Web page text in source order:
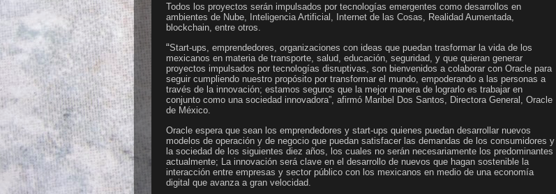
Todos los proyectos serán impulsados por tecnologías emergentes como desarrollos en
ambientes de Nube, Inteligencia Artificial, Internet de las Cosas, Realidad Aumentada,
blockchain, entre otros.
“Start-ups, emprendedores, organizaciones con ideas que puedan trasformar la vida de los
mexicanos en materia de transporte, salud, educación, seguridad, y que quieran generar
proyectos impulsados por tecnologías disruptivas, son bienvenidos a colaborar con Oracle para
seguir cumpliendo nuestro propósito por transformar el mundo, empoderando a las personas a
través de la innovación; estamos seguros que la mejor manera de lograrlo es trabajar en
conjunto como una sociedad innovadora”, afirmó Maribel Dos Santos, Directora General, Oracle
de México.
Oracle espera que sean los emprendedores y start-ups quienes puedan desarrollar nuevos
modelos de operación y de negocio que puedan satisfacer las demandas de los consumidores y
la sociedad de los siguientes diez años, los cuales no serán necesariamente los predominantes
actualmente; La innovación será clave en el desarrollo de nuevos que hagan sostenible la
interacción entre empresas y sector público con los mexicanos en medio de una economía
digital que avanza a gran velocidad.